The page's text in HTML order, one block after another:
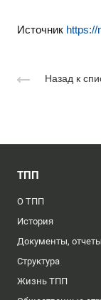
Источник https://
Назад к
ТПП
О ТПП
История
Документы,
Структура
Жизнь ТПП